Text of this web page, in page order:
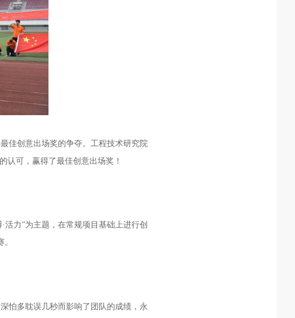
佳创意出场奖的争夺。工程技术研究院
认可，赢得了最佳创意出场奖！
活力”为主题，在常规项目基础上进行创
怕多耽误几秒而影响了团队的成绩，永